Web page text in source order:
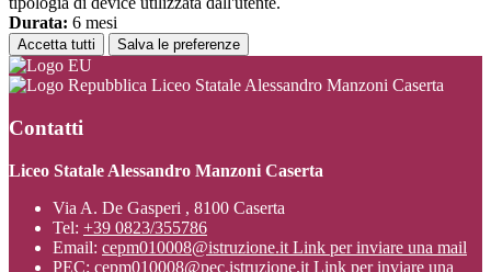
Durata: 6 mesi
Accetta tutti Salva le preferenze
Liceo Statale Alessandro Manzoni Caserta
Contatti
Liceo Statale Alessandro Manzoni Caserta
Via A. De Gasperi , 8100 Caserta
Tel: +39 0823/355786
Email: cepm010008@istruzione.it Link per inviare una mail
PEC: cepm010008@pec.istruzione.it Link per inviare una